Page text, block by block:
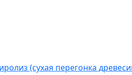
(сухая перегонка